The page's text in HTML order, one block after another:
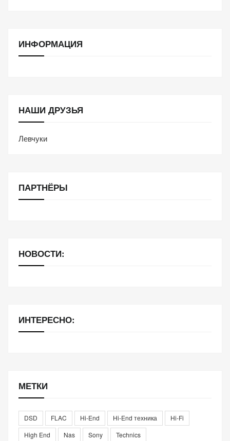
ИНФОРМАЦИЯ
НАШИ ДРУЗЬЯ
Левчуки
ПАРТНЁРЫ
НОВОСТИ:
ИНТЕРЕСНО:
МЕТКИ
DSD FLAC Hi-End Hi-End техника
Hi-Fi
High End
Nas Sony
Technics